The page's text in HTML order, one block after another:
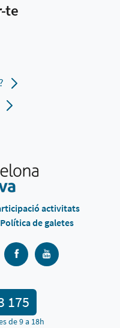
te
activitats
Política de galetes
175
de 9 a 18h